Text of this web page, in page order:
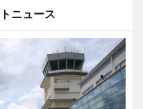
ニュース